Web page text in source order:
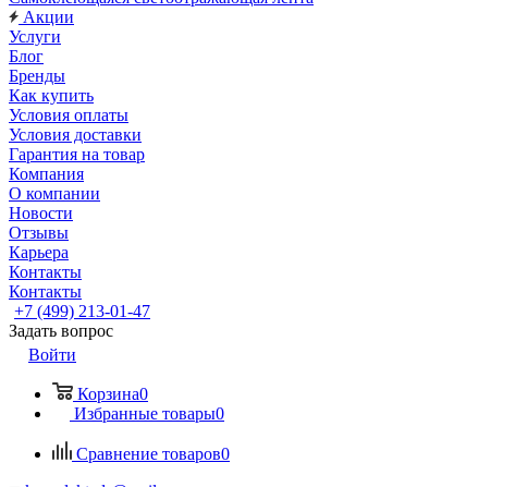
Акции
Услуги
Блог
Бренды
Как купить
Условия оплаты
Условия доставки
Гарантия на товар
Компания
О компании
Новости
Отзывы
Карьера
Контакты
Контакты
+7 (499) 213-01-47
Задать вопрос
Войти
Корзина0
Избранные товары0
Сравнение товаров0